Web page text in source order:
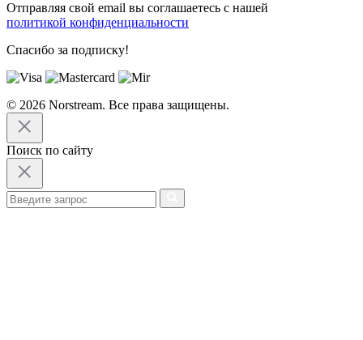
Отправляя свой email вы соглашаетесь с нашей
политикой конфиденциальности
Спасибо за подписку!
© 2026 Norstream. Все права защищены.
Поиск по сайту